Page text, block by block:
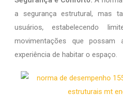
a segurança estrutural, mas
usuários, estabelecendo
movimentações que possam
experiência de habitar o espaço.